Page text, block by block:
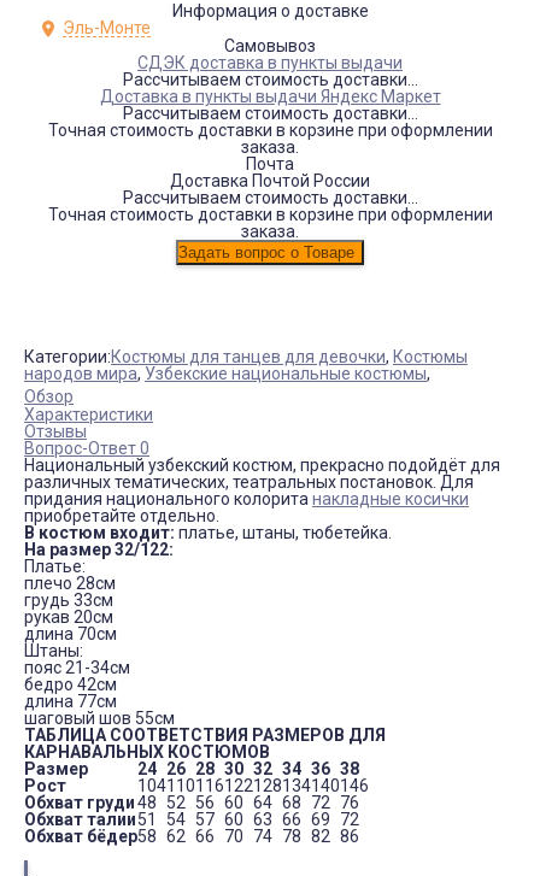
Информация о доставке
Эль-Монте
Самовывоз
СДЭК доставка в пункты выдачи
Рассчитываем стоимость доставки...
Доставка в пункты выдачи Яндекс Маркет
Рассчитываем стоимость доставки...
Точная стоимость доставки в корзине при оформлении
заказа.
Почта
Доставка Почтой России
Рассчитываем стоимость доставки...
Точная стоимость доставки в корзине при оформлении
заказа.
Категории:Костюмы для танцев для девочки, Костюмы
народов мира, Узбекские национальные костюмы,
Обзор
Характеристики
Отзывы
Вопрос-Ответ 0
Национальный узбекский костюм, прекрасно подойдёт для
различных тематических, театральных постановок. Для
придания национального колорита накладные косички
приобретайте отдельно.
В костюм входит: платье, штаны, тюбетейка.
На размер 32/122:
Платье:
плечо 28см
грудь 33см
рукав 20см
длина 70см
Штаны:
пояс 21-34см
бедро 42см
длина 77см
шаговый шов 55см
ТАБЛИЦА СООТВЕТСТВИЯ РАЗМЕРОВ ДЛЯ
КАРНАВАЛЬНЫХ КОСТЮМОВ
Размер
24 26 28 30 32 34 36 38
Рост
104110116122128134140146
Обхват груди48 52 56 60 64 68 72
76
Обхват талии51 54 57 60 63 66 69
72
Обхват бёдер58 62 66 70 74 78 82 86